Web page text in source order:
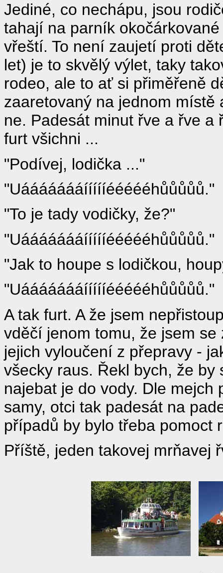
Jediné, co nechápu, jsou
tahají na parník
vřeští. To není zaujetí proti
let) je to skvělý výlet, taky
rodeo, ale to ať si přiměřeně
zaaretovaný na jednom místě
ne. Padesát minut řve a řve
furt všichni ...
"Podívej, lodička ..."
"Uáááááááíííííéééééhůůůůů."
"To je tady vodičky, že?"
"Uáááááááíííííéééééhůůůůů."
"Jak to houpe s lodičkou,
"Uáááááááíííííéééééhůůůůů."
A tak furt. A že jsem
vděčí jenom tomu, že jsem
jejich vyloučení z přepravy -
všecky raus. Řekl bych, že
najebat je do vody. Dle
samy, otci tak padesát na
případů by bylo třeba pomoct
Příště, jeden takovej mrňavej